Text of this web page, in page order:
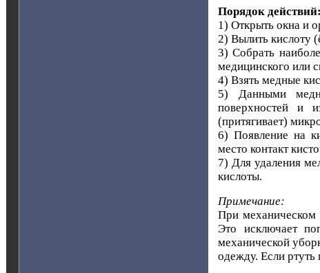
Порядок действий:
1) Открыть окна и
2) Вылить кислоту
3) Собрать
медицинского или
4) Взять медные
5) Данными
поверхностей и
(притягивает)
6) Появление на
место контакт
7) Для удаления
кислоты.
Примечание:
При механическом
Это исключает
механической
одежду. Если ртуть